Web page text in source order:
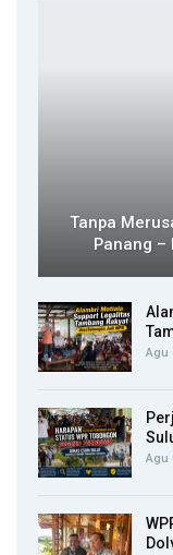
Tanpa
Panang –
Agu
Agu